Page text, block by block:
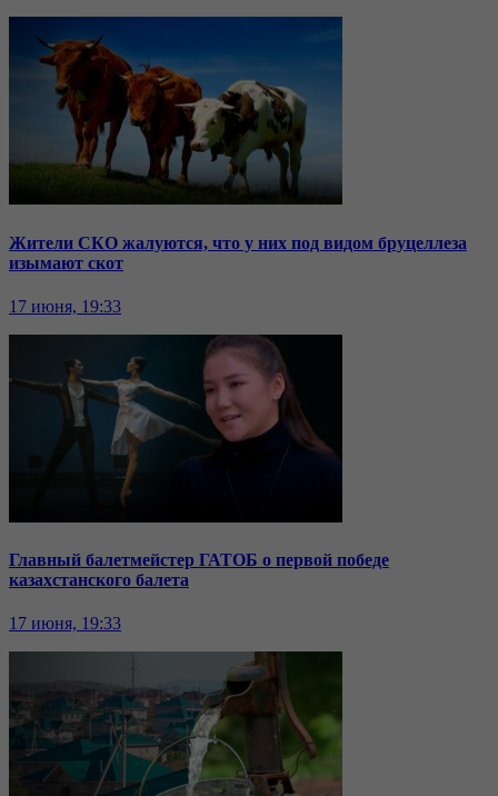
Жители СКО жалуются, что у них под видом бруцеллеза
изымают скот
17 июня, 19:33
Главный балетмейстер ГАТОБ о первой победе
казахстанского балета
17 июня, 19:33